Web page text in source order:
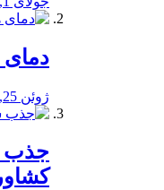
دمای
ژوئن 25, 2020
جذب